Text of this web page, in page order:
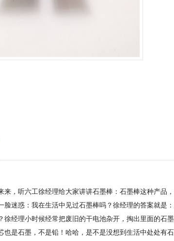
来，听六工徐经理给大家讲讲石墨棒：石墨棒这种产品
脸迷惑：我在生活中见过石墨棒吗？徐经理的答案就是
徐经理小时候经常把废旧的干电池杂开，掏出里面的石
也是石墨，不是铅！哈哈，是不是没想到生活中处处有